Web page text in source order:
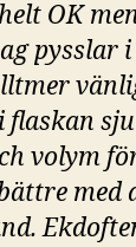
OK
pysslar
volym
med